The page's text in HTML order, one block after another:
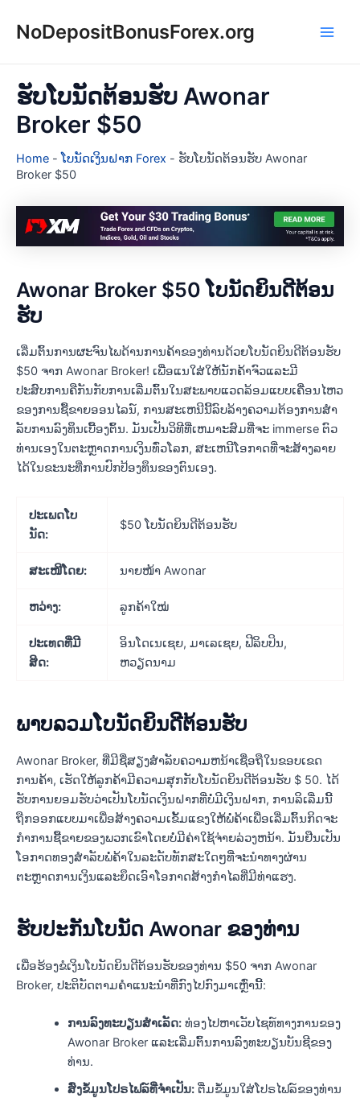
NoDepositBonusForex.org
ຮັບໂບນັດຕ້ອນຮັບ Awonar
Broker $50
Home -ໂບນັດເງິນຝາກ Forex - ຮັບໂບນັດຕ້ອນຮັບ Awonar
Broker $50
Awonar Broker $50 ໂບນັດຍິນດີຕ້ອນ
ຮັບ
ເລີ່ມຕົ້ນການຜະຈົນໄພດ້ານການຄ້າຂອງທ່ານດ້ວຍໂບນັດຍິນດີຕ້ອນຮັບ
$50 ຈາກ Awonar Broker! ເພື່ອແນໃສ່ໃຫ້ນັກຄ້າຈົວແລະມີ
ປະສົບການຄືກັນກັບການເລີ່ມຕົ້ນໃນສະພາບແວດລ້ອມແບບເຄື່ອນໄຫວ
ຂອງການຊື້ຂາຍອອນໄລນ໌, ການສະເຫນີນີ້ລົບລ້າງຄວາມຕ້ອງການສໍາ
ລັບການລົງທຶນເບື້ອງຕົ້ນ. ມັນເປັນວິທີທີ່ເຫມາະສົມທີ່ຈະ immerse ຕົວ
ທ່ານເອງໃນຕະຫຼາດການເງິນທົ່ວໂລກ, ສະເຫນີໂອກາດທີ່ຈະສ້າງລາຍ
ໄດ້ໃນຂະນະທີ່ການປົກປ້ອງທຶນຂອງຕົນເອງ.
ປະເພດໂບ
ນັດ:
$50 ໂບນັດຍິນດີຕ້ອນຮັບ
ສະເໜີໂດຍ: ນາຍໜ້າ Awonar
ຫວ່າງ: ລູກຄ້າໃໝ່
ປະເທດທີ່ມີ
ສິດ:
ອິນໂດເນເຊຍ, ມາເລເຊຍ, ຟີລິບປິນ,
ຫວຽດນາມ
ພາບລວມໂບນັດຍິນດີຕ້ອນຮັບ
Awonar Broker, ທີ່ມີຊື່ສຽງສໍາລັບຄວາມຫນ້າເຊື່ອຖືໃນຂອບເຂດ
ການຄ້າ, ເຮັດໃຫ້ລູກຄ້າມີຄວາມສຸກກັບໂບນັດຍິນດີຕ້ອນຮັບ $ 50. ໄດ້
ຮັບການຍອມຮັບວ່າເປັນໂບນັດເງິນຝາກທີ່ບໍ່ມີເງິນຝາກ, ການລິເລີ່ມນີ້
ຖືກອອກແບບມາເພື່ອສ້າງຄວາມເຂັ້ມແຂງໃຫ້ພໍ່ຄ້າເພື່ອເລີ່ມຕົ້ນກິດຈະ
ກໍາການຊື້ຂາຍຂອງພວກເຂົາໂດຍບໍ່ມີຄ່າໃຊ້ຈ່າຍລ່ວງຫນ້າ. ມັນຢືນເປັນ
ໂອກາດທອງສໍາລັບພໍ່ຄ້າໃນລະດັບທັກສະໃດໆທີ່ຈະນໍາທາງຜ່ານ
ຕະຫຼາດການເງິນແລະຍຶດເອົາໂອກາດສ້າງກໍາໄລທີ່ມີທ່າແຮງ.
ຮັບປະກັນໂບນັດ Awonar ຂອງທ່ານ
ເພື່ອຮ້ອງຂໍເງິນໂບນັດຍິນດີຕ້ອນຮັບຂອງທ່ານ $50 ຈາກ Awonar
Broker, ປະຕິບັດຕາມຄໍາແນະນໍາທີ່ກົງໄປກົງມາເຫຼົ່ານີ້:
ການລົງທະບຽນສໍາເລັດ:ທ່ອງໄປຫາເວັບໄຊທ໌ທາງການຂອງ
Awonar Broker ແລະເລີ່ມຕົ້ນການລົງທະບຽນບັນຊີຂອງ
ທ່ານ.
ສົ່ງຂໍ້ມູນໂປຣໄຟລ໌ທີ່ຈໍາເປັນ:ຕື່ມຂໍ້ມູນໃສ່ໂປຣໄຟລ໌ຂອງທ່ານ